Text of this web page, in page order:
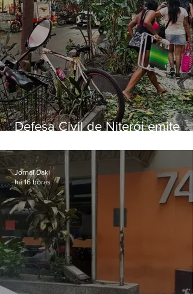
Defesa Civil de Niterói emite
sexta-feira (07)
Jornal Daki
há 16 horas